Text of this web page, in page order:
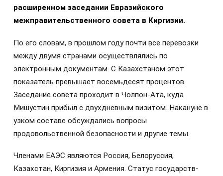
расширенном заседании Евразийского
межправительственного совета в Киргизии.
По его словам, в прошлом году почти все перевозки
между двумя странами осуществлялись по
электронным документам. С Казахстаном этот
показатель превышает восемьдесят процентов.
Заседание совета проходит в Чолпон-Ата, куда
Мишустин прибыл с двухдневным визитом. Накануне в
узком составе обсуждались вопросы
продовольственной безопасности и другие темы.
Членами ЕАЭС являются Россия, Белоруссия,
Казахстан, Киргизия и Армения. Статус государств-